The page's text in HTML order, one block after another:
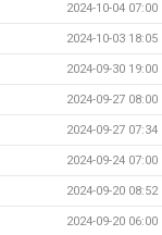
2024-10-04 07:00
2024-10-03 18:05
2024-09-30 19:00
2024-09-27 08:00
2024-09-27 07:34
2024-09-24 07:00
2024-09-20 08:52
2024-09-20 06:00